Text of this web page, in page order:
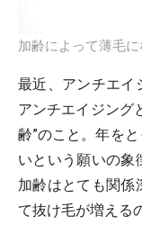
加齢によって薄毛
最近、アンチエイ
アンチエイジング
齢”のこと。年を
いという願いの象
加齢はとても関係
て抜け毛が増える